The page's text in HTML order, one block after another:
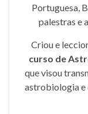
Portuguesa,
palestras e
Criou e
curso de
que visou
astrobiologia e